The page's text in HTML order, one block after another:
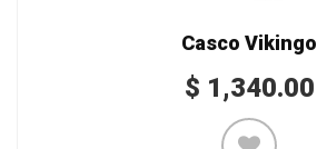
Casco Vikingo
$ 1,340.00